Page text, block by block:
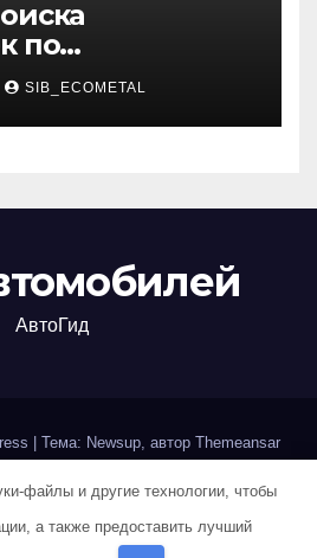
по
SIB_ECOMETAL
АвтоГид
Тема: Newsup, автор Themeansar
Карта сайта
конфиденциальности
файлы и другие технологии, чтобы
а также предоставить лучший